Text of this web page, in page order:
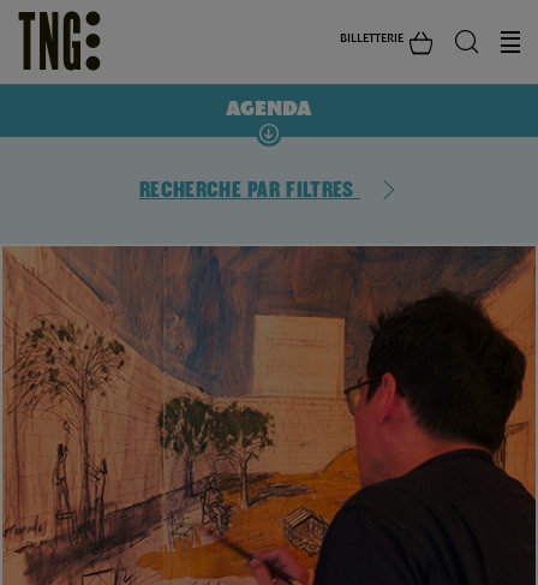
BILLETTERIE
AGENDA
RECHERCHE PAR FILTRES